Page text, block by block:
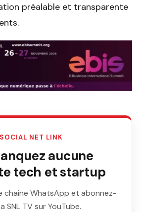
préalable et transparente
SOCIAL NET LINK
aucune
tech et startup
chaine WhatsApp et abonnez-
SNL TV sur YouTube.